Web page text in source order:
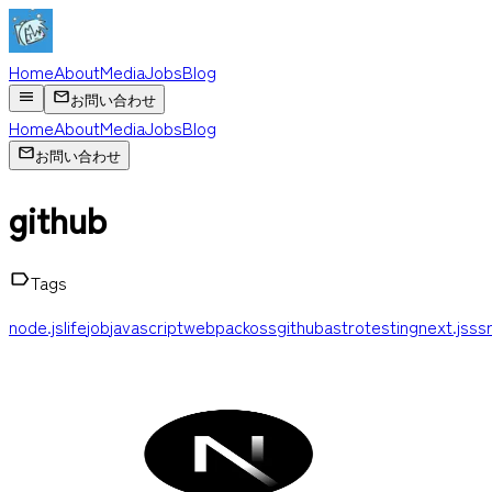
HomeAboutMediaJobsBlog
お問い合わせ
HomeAboutMediaJobsBlog
お問い合わせ
github
Tags
node.jslifejobjavascriptwebpackossgithubastrotestingnext.jsssr